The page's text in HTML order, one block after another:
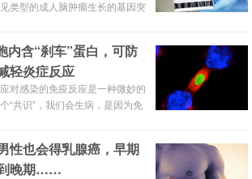
类型的成人脑肿瘤生长的基因突
准确地检测和实时监测TERT中
突变。
内含“刹车”蛋白，可防
轻炎症反应
对感染的免疫反应是一种微妙的
“共识”，我们会生病，是因为免
强了导致的。
性也会得乳腺癌，早期
晚期……